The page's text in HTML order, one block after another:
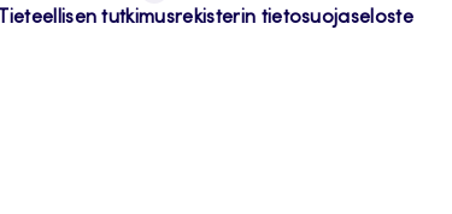
tutkimusrekisterin tietosuojaseloste